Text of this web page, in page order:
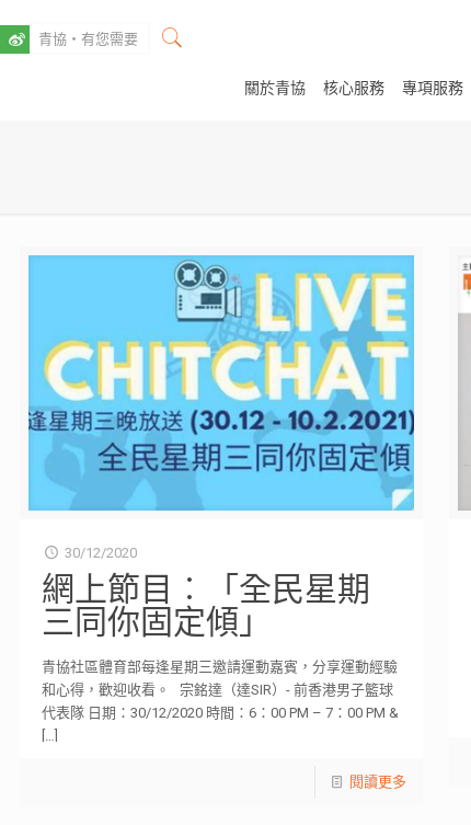
關於青協 核心服務 專項服務
30/12/2020
網上節目︰「全民星期
三同你固定傾」
青協社區體育部每逢星期三邀請運動嘉賓，分享運動經驗
和心得，歡迎收看。 宗銘達（達SIR）- 前香港男子籃球
代表隊 日期：30/12/2020 時間：6：00 PM – 7：00 PM &
閱讀更多